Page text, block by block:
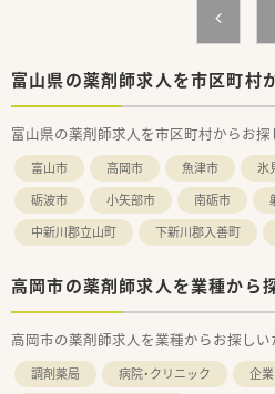
富山県の薬剤師求人を市区町村
富山県の薬剤師求人を市区町村からお探
富山市 高岡市 魚津市 氷
砺波市
小矢部市 南砺市
中新川郡立山町
下新川郡入善町
高岡市の薬剤師求人を業種から
高岡市の薬剤師求人を業種からお探しい
調剤薬局 病院・クリニック 企業